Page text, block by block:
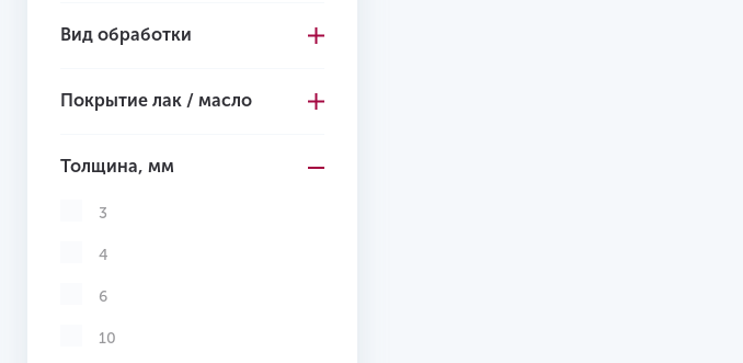
Вид обработки
Покрытие лак / масло
Толщина, мм
3
4
6
10